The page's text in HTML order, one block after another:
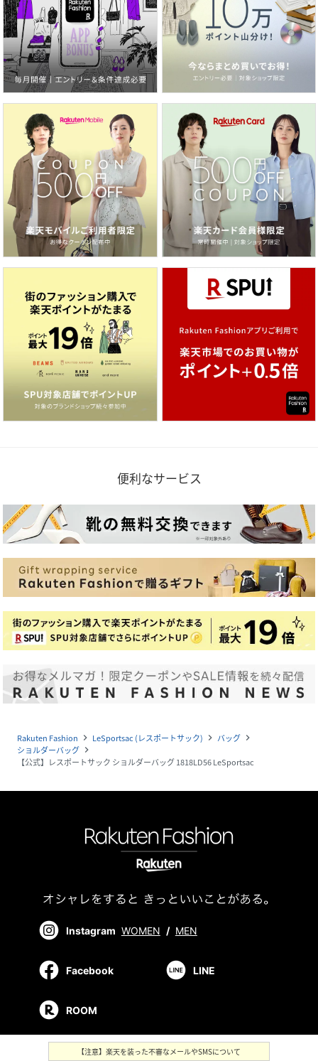
便利なサービス
Rakuten Fashion navigate_next LeSportsac (レスポートサック) navigate_next バッグ navigate_next
ショルダーバッグ navigate_next
【公式】レスポートサック ショルダーバッグ 1818LD56 LeSportsac
Instagram WOMEN / MEN
Facebook LINE
ROOM
【注意】楽天を装った不審なメールやSMSについて